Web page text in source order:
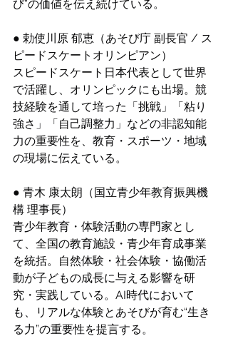
び”の価値を伝え続けている。
● 勅使川原 郁恵（あそび庁 副長官 / ス
ピードスケートオリンピアン）
スピードスケート日本代表として世界
で活躍し、オリンピックにも出場。競
技経験を通して培った「挑戦」「粘り
強さ」「自己調整力」などの非認知能
力の重要性を、教育・スポーツ・地域
の現場に伝えている。
● 青木 康太朗（国立青少年教育振興機
構 理事長）
青少年教育・体験活動の専門家とし
て、全国の教育施設・青少年育成事業
を統括。自然体験・社会体験・協働活
動が子どもの成長に与える影響を研
究・実践している。AI時代において
も、リアルな体験とあそびが育む“生き
る力”の重要性を提言する。